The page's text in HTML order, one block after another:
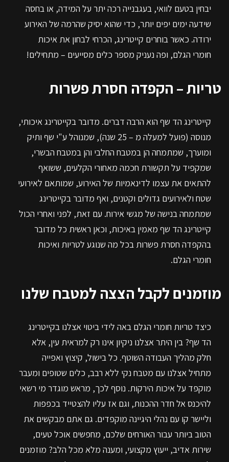
יבחין בטעם לוואי, בעגבנייה רכה יתר על המידה, או בחסה
שידעה ימים יפים יותר, כדי שהוא יסיק שהרמה של האירוע
ירודה. כאשר בוחרים קייטרינג, הכרחי לבחון את איכות
חומרי הגלם, ופה נעניק מספר כלים מסייעים – מתחילים!
טריות – הקפדה חסרת פשרות
קייטרינג הד שף הוא הרבה דברים. מדובר בקייטרינג איכותי,
מנוסה (פועל למעלה מ – 25 שנה), שמנוהל ע"י שף ותיק
ומוערך, שמתמחה הן במטבח החלבי והן במטבח הבשרי,
שמקפיד על תקשורת חכמה מאחורי הקלעים, ששואף
להתאים את עצמו לדינאמיות של האירוע, שמותאם לאירועי
שטח ולאירועים גדולים וקטנים, ואף מדובר בקייטרינג
שמתמחה בנישה של מגשי אירוח. עם זאת, לפני ואחרי הכול
קייטרינג הד שף מאמין באיכות, וכאן ראשית כל מדובר
בהקפדה חסרת פשרות בכל מה שנוגע לטריות ואיכות
חומרי הגלם.
מוזמנים לקבל הצצה למטבח שלנו
כיצד טריות חומרי הגלם באה לידי ביטוי אצלנו בקייטרינג
הד שף? בין היתר אצלנו ניקיון אינו רק למראית עין, אלא
חלק מהליך העבודה השוטף. כל בישול, קיצוץ ואפייה
מתחיל אצלנו עם מטבח נקי ללא רבב, כלים שטופים ומעבר
מוקפד על איכות הירקות. נוסף לכך, מראש מוגדר מי רשאי
להיכנס אל חדר ההכנות, וגם אז עליו להצטייד בכפפות
וליישר קו עם נהלי היגיינה מוקפדים. גם אתם מבקשים את
הטוב ביותר עבור האורחים שלכם, מחפשים אוכל טעים,
שירות אדיב, ייעוץ מקצועי, ומענה מלא מכל הלב? מוזמנים